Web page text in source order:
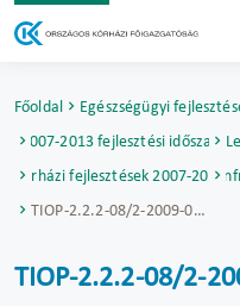
Főoldal Egészségügyi
2007-2013 fejlesztési időszak
Kórházi fejlesztések 2007-2013
Társadalmi
TIOP-2.2.2-08/2-2009-0020 A Szatmár-Beregi Kórház és Gyógyfürdő sürgősségi osztályának komplex fejlesztése
TIOP-2.2.2-08/2-